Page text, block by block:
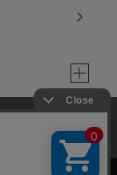
の最適な提供、ト
ています。
に同意したことも